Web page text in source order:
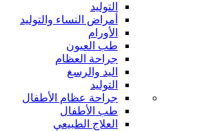
التوليد
أمراض النساء والتوليد
الأورام
طب العيون
جراحة العظام
اليد والرسغ
التوليد
جراحة عظام الأطفال
طب الأطفال
العلاج الطبيعي